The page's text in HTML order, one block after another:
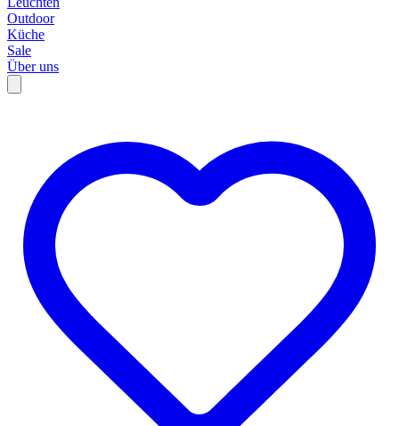
Outdoor
Küche
Sale
Über uns